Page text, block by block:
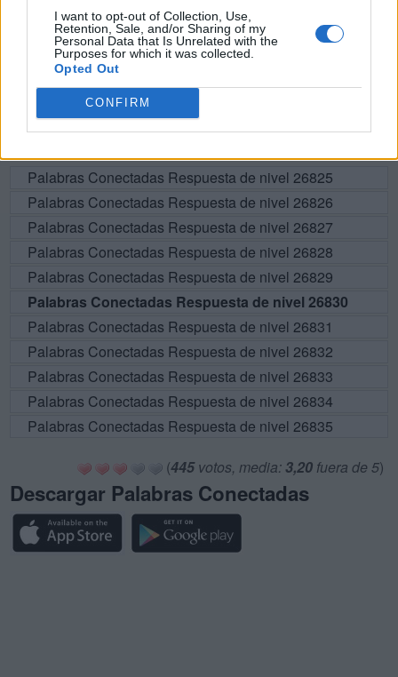
I want to opt-out of Collection, Use,
Retention, Sale, and/or Sharing of my
Personal Data that Is Unrelated with the
Purposes for which it was collected.
Opted Out
CONFIRM
BUSCAR MÁS
RESPUESTAS
Palabras Conectadas Respuesta de nivel 26825
Palabras Conectadas Respuesta de nivel 26826
Palabras Conectadas Respuesta de nivel 26827
Palabras Conectadas Respuesta de nivel 26828
Palabras Conectadas Respuesta de nivel 26829
Palabras Conectadas Respuesta de nivel 26830
Palabras Conectadas Respuesta de nivel 26831
Palabras Conectadas Respuesta de nivel 26832
Palabras Conectadas Respuesta de nivel 26833
Palabras Conectadas Respuesta de nivel 26834
Palabras Conectadas Respuesta de nivel 26835
(445votos, media: 3,20 fuera de 5)
Descargar Palabras Conectadas